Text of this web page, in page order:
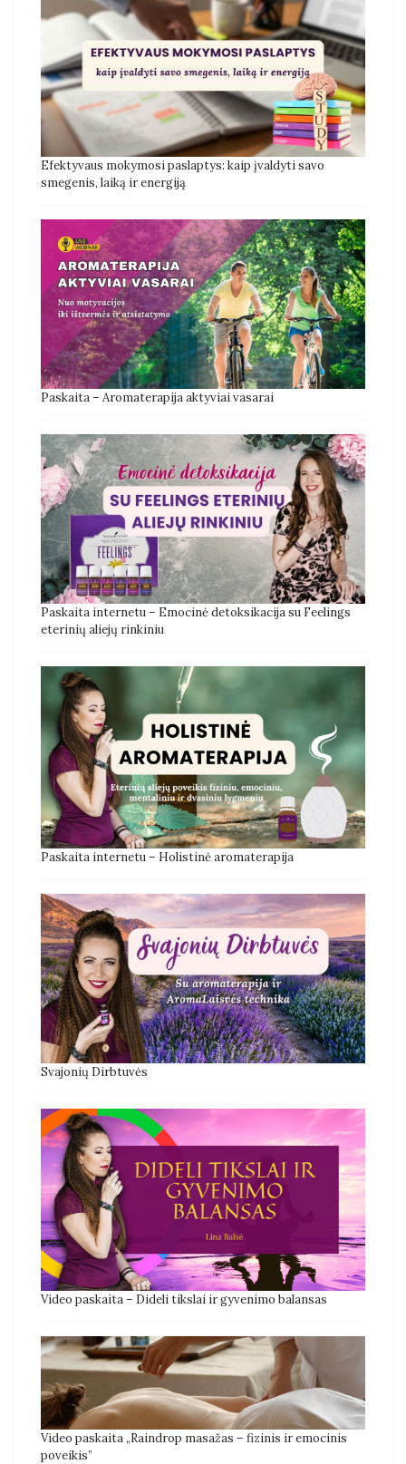
Efektyvaus mokymosi paslaptys: kaip įvaldyti savo
smegenis, laiką ir energiją
Paskaita – Aromaterapija aktyviai vasarai
Paskaita internetu – Emocinė detoksikacija su Feelings
eterinių aliejų rinkiniu
Paskaita internetu – Holistinė aromaterapija
Svajonių Dirbtuvės
Video paskaita – Dideli tikslai ir gyvenimo balansas
Video paskaita „Raindrop masažas – fizinis ir emocinis
poveikis”